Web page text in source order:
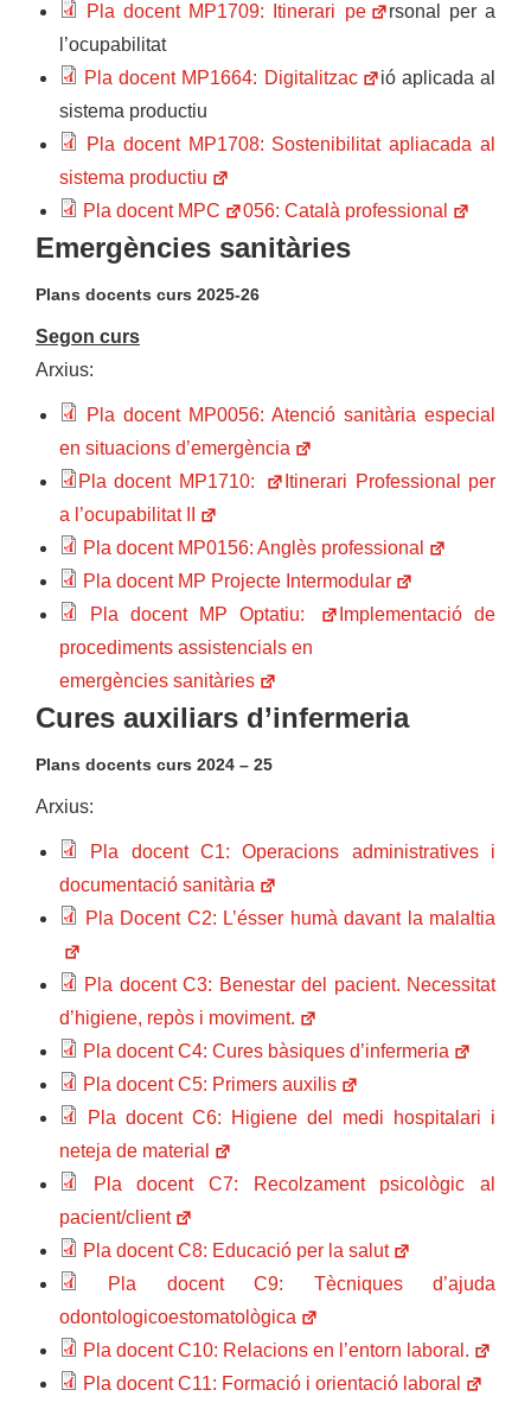
Pla docent MP1709: Itinerari pe
rsonal per a
l’ocupabilitat
Pla docent MP1664: Digitalitzac
ió aplicada al
sistema productiu
Pla docent MP1708: Sostenibilitat apliacada al
sistema productiu
Pla docent MPC
056: Català professional
Emergències sanitàries
Plans docents curs 2025-26
Segon curs
Arxius:
Pla docent MP0056: Atenció sanitària especial
en situacions d’emergència
Pla docent MP1710:
Itinerari Professional per
a l’ocupabilitat II
Pla docent MP0156: Anglès professional
Pla docent MP Projecte Intermodular
Pla docent MP Optatiu:
Implementació de
procediments assistencials en
emergències sanitàries
Cures auxiliars d’infermeria
Plans docents curs 2024 – 25
Arxius:
Pla docent C1: Operacions administratives i
documentació sanitària
Pla Docent C2: L’ésser humà davant la malaltia
Pla docent C3: Benestar del pacient. Necessitat
d’higiene, repòs i moviment.
Pla docent C4: Cures bàsiques d’infermeria
Pla docent C5: Primers auxilis
Pla docent C6: Higiene del medi hospitalari i
neteja de material
Pla docent C7: Recolzament psicològic al
pacient/client
Pla docent C8: Educació per la salut
Pla docent C9: Tècniques d’ajuda
odontologicoestomatològica
Pla docent C10: Relacions en l’entorn laboral.
Pla docent C11: Formació i orientació laboral